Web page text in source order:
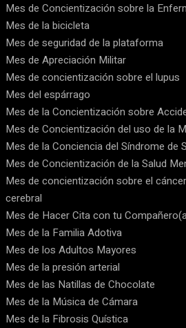
Mes de Concientización sobre la
Mes de la bicicleta
Mes de seguridad de la plataforma
Mes de Apreciación Militar
Mes de concientización sobre el lupus
Mes del espárrago
Mes de la Concientización sobre
Mes de Concientización del uso de la
Mes de la Conciencia del Síndrome de
Mes de Concientización de la Salud
Mes de concientización sobre el
cerebral
Mes de Hacer Cita con tu
Mes de la Familia Adotiva
Mes de los Adultos Mayores
Mes de la presión arterial
Mes de las Natillas de Chocolate
Mes de la Música de Cámara
Mes de la Fibrosis Quística